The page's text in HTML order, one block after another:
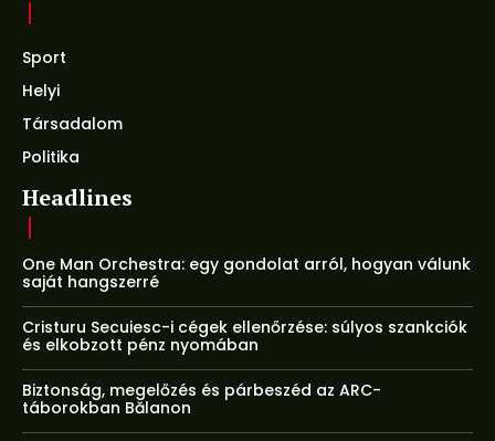
Sport
Helyi
Társadalom
Politika
Headlines
One Man Orchestra: egy gondolat arról, hogyan válunk
saját hangszerré
Cristuru Secuiesc-i cégek ellenőrzése: súlyos szankciók
és elkobzott pénz nyomában
Biztonság, megelőzés és párbeszéd az ARC-
táborokban Bălanon